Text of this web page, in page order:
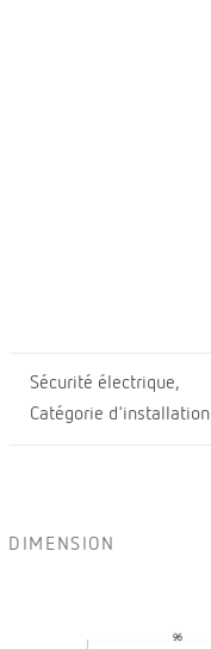
Sécurité électrique,
Catégorie d'installation
DIMENSION